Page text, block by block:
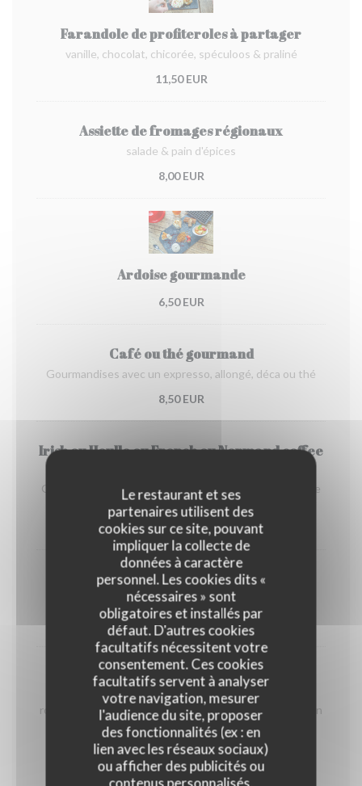
Le restaurant et ses
partenaires utilisent des
cookies sur ce site, pouvant
impliquer la collecte de
données à caractère
personnel. Les cookies dits «
nécessaires » sont
obligatoires et installés par
défaut. D'autres cookies
facultatifs nécessitent votre
consentement. Ces cookies
facultatifs servent à analyser
votre navigation, mesurer
l'audience du site, proposer
des fonctionnalités (ex : en
lien avec les réseaux sociaux)
ou afficher des publicités ou
Farandole de profiteroles à partager
vanille, chocolat, chicorée, spéculoos & praliné
11,50 EUR
Assiette de fromages régionaux
salade & pain d'épices
8,00 EUR
Ardoise gourmande
6,50 EUR
Café ou thé gourmand
Gourmandises avec un expresso, allongé, déca ou thé
8,50 EUR
Irish ou Houlle ou French ou Normand coffee
Gourmandises avec un coffee au whisky ou genièvre de
Houlle ou Cognac ou Calvados.
11,50 EUR
Gaufre liégeoise
Sucre ou cassonade
4,50 EUR
Gaufre Liégeoise avec
Au choix : pâte de spéculoos, nutella, coulis de fruits
rouges, sauce au chocolat maison, sauce caramel maison
ou crème fouettée.
5,50 EUR